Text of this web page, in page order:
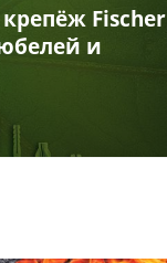
Fischer
и